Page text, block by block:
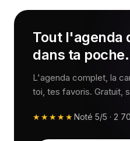
Tout l'agenda
dans ta poche.
L'agenda complet, la
toi, tes favoris. Gratuit,
★★★★★Noté 5/5 · 2